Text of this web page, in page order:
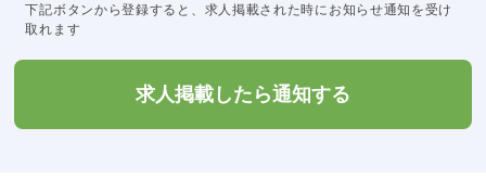
下記ボタンから登録すると、求人掲載された時にお知らせ通知を受け
取れます
求人掲載したら通知する